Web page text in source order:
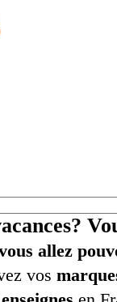
allez
vos